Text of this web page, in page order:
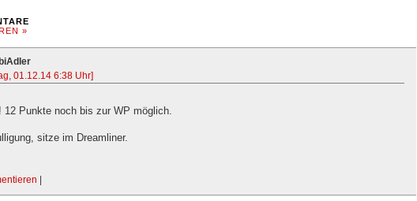
»
01.12.14 6:38 Uhr]
12 Punkte noch bis zur WP möglich.
sitze im Dreamliner.
|